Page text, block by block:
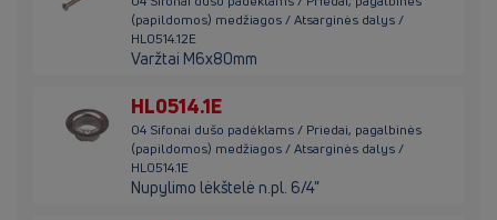
(papildomos) medžiagos / Atsarginės dalys /
HL0514.12E
Varžtai M6x80mm
HL0514.1E
04 Sifonai dušo padėklams / Priedai, pagalbinės
(papildomos) medžiagos / Atsarginės dalys /
HL0514.1E
Nupylimo lėkštelė n.pl. 6/4"